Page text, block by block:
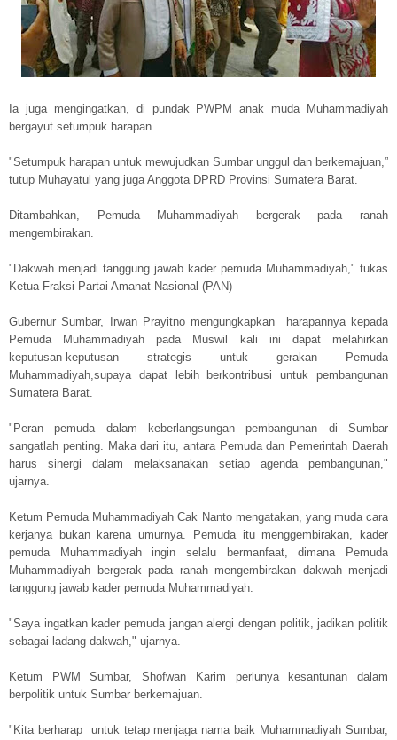
Ia juga mengingatkan, di pundak PWPM anak muda Muhammadiyah
bergayut setumpuk harapan.
"Setumpuk harapan untuk mewujudkan Sumbar unggul dan berkemajuan,”
tutup Muhayatul yang juga Anggota DPRD Provinsi Sumatera Barat.
Ditambahkan, Pemuda Muhammadiyah bergerak pada ranah
mengembirakan.
"Dakwah menjadi tanggung jawab kader pemuda Muhammadiyah," tukas
Ketua Fraksi Partai Amanat Nasional (PAN)
Gubernur Sumbar, Irwan Prayitno mengungkapkan harapannya kepada
Pemuda Muhammadiyah pada Muswil kali ini dapat melahirkan
keputusan-keputusan strategis untuk gerakan Pemuda
Muhammadiyah,supaya dapat lebih berkontribusi untuk pembangunan
Sumatera Barat.
"Peran pemuda dalam keberlangsungan pembangunan di Sumbar
sangatlah penting. Maka dari itu, antara Pemuda dan Pemerintah Daerah
harus sinergi dalam melaksanakan setiap agenda pembangunan,"
ujarnya.
Ketum Pemuda Muhammadiyah Cak Nanto mengatakan, yang muda cara
kerjanya bukan karena umurnya. Pemuda itu menggembirakan, kader
pemuda Muhammadiyah ingin selalu bermanfaat, dimana Pemuda
Muhammadiyah bergerak pada ranah mengembirakan dakwah menjadi
tanggung jawab kader pemuda Muhammadiyah.
"Saya ingatkan kader pemuda jangan alergi dengan politik, jadikan politik
sebagai ladang dakwah," ujarnya.
Ketum PWM Sumbar, Shofwan Karim perlunya kesantunan dalam
berpolitik untuk Sumbar berkemajuan.
"Kita berharap untuk tetap menjaga nama baik Muhammadiyah Sumbar,